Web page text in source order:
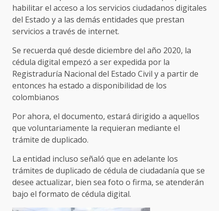
habilitar el acceso a los servicios ciudadanos digitales
del Estado y a las demás entidades que prestan
servicios a través de internet.
Se recuerda qué desde diciembre del año 2020, la
cédula digital empezó a ser expedida por la
Registraduría Nacional del Estado Civil y a partir de
entonces ha estado a disponibilidad de los
colombianos
Por ahora, el documento, estará dirigido a aquellos
que voluntariamente la requieran mediante el
trámite de duplicado.
La entidad incluso señaló que en adelante los
trámites de duplicado de cédula de ciudadanía que se
desee actualizar, bien sea foto o firma, se atenderán
bajo el formato de cédula digital.